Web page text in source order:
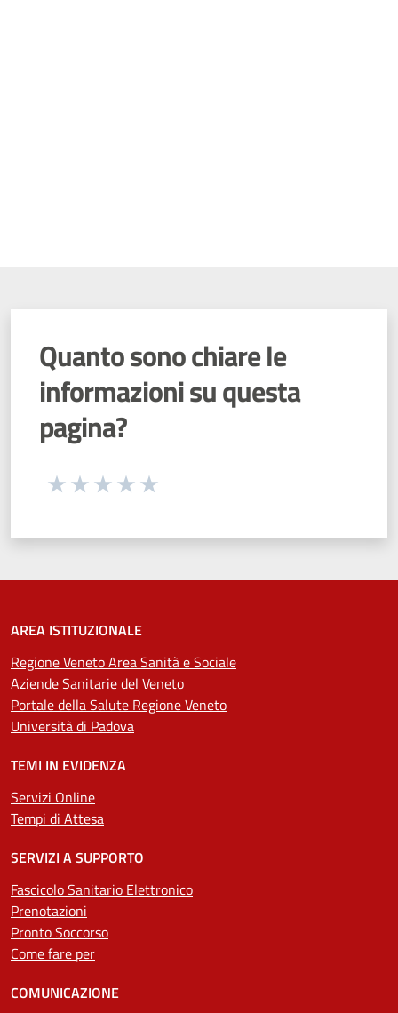
Quanto sono chiare le
informazioni su questa
pagina?
Seleziona una valutazione da 1 a 5 stelle
AREA ISTITUZIONALE
Regione Veneto Area Sanità e Sociale
Aziende Sanitarie del Veneto
Portale della Salute Regione Veneto
Università di Padova
TEMI IN EVIDENZA
Servizi Online
Tempi di Attesa
SERVIZI A SUPPORTO
Fascicolo Sanitario Elettronico
Prenotazioni
Pronto Soccorso
Come fare per
COMUNICAZIONE